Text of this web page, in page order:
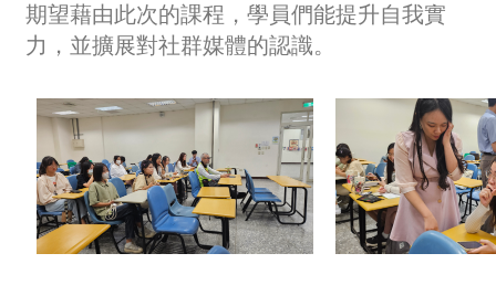
期望藉由此次的課程，學員們能提升自我實
力，並擴展對社群媒體的認識。